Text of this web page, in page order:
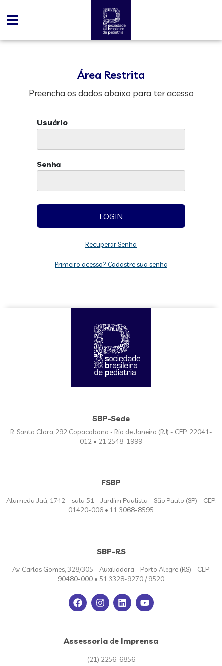
Área Restrita
Preencha os dados abaixo para ter acesso
Usuário
Senha
Recuperar Senha
Primeiro acesso? Cadastre sua senha
SBP-Sede
R. Santa Clara, 292 Copacabana - Rio de Janeiro (RJ) - CEP: 22041-
012 • 21 2548-1999
FSBP
Alameda Jaú, 1742 – sala 51 - Jardim Paulista - São Paulo (SP) - CEP:
01420-006 • 11 3068-8595
SBP-RS
Av. Carlos Gomes, 328/305 - Auxiliadora - Porto Alegre (RS) - CEP:
90480-000 • 51 3328-9270 / 9520
Assessoria de Imprensa
(21) 2256-6856